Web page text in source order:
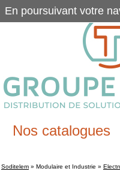
Nos catalogues
Soditelem » Modulaire et Industrie »
En poursuivant votre